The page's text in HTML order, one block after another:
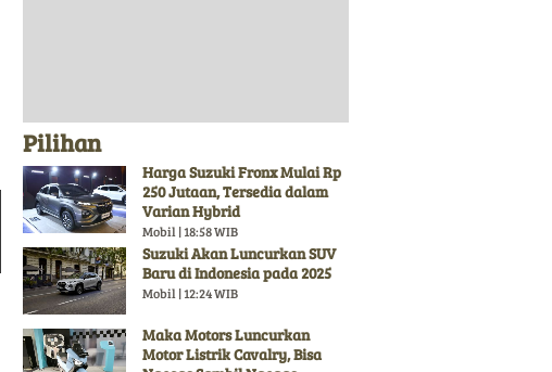
Pilihan
Harga Suzuki Fronx Mulai Rp
250 Jutaan, Tersedia dalam
Varian Hybrid
Mobil | 18:58 WIB
Suzuki Akan Luncurkan SUV
Baru di Indonesia pada 2025
Mobil | 12:24 WIB
Maka Motors Luncurkan
Motor Listrik Cavalry, Bisa